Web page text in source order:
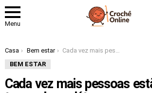
Menu
Você está aqui:
Casa Bem estar
Cada vez mais pessoas estão trocando o glúten por essas opções no almoço
BEM ESTAR
Cada vez mais pessoas